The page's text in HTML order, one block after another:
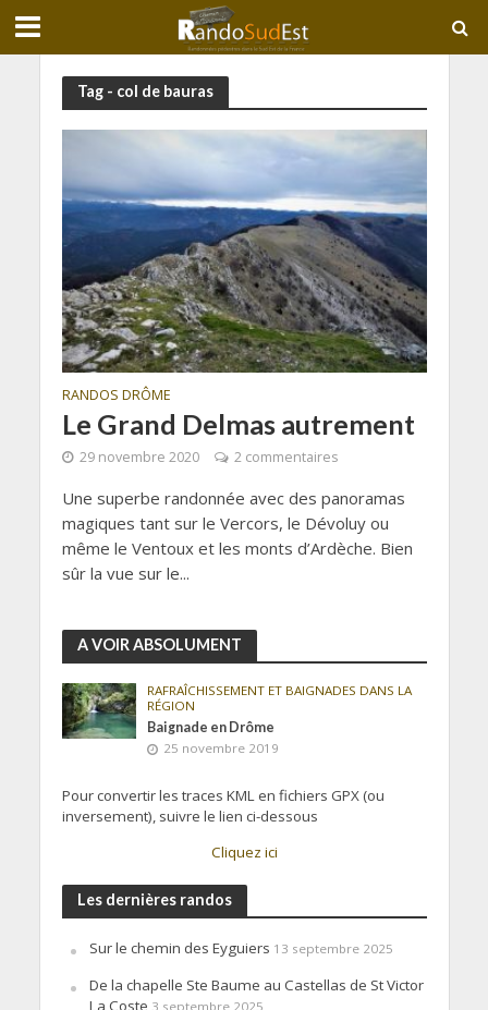
Tag - col de bauras
RANDOS DRÔME
Le Grand Delmas autrement
29 novembre 2020 2 commentaires
Une superbe randonnée avec des panoramas
magiques tant sur le Vercors, le Dévoluy ou
même le Ventoux et les monts d’Ardèche. Bien
sûr la vue sur le...
A VOIR ABSOLUMENT
RAFRAÎCHISSEMENT ET BAIGNADES DANS LA
RÉGION
Baignade en Drôme
25 novembre 2019
Pour convertir les traces KML en fichiers GPX (ou
inversement), suivre le lien ci-dessous
Cliquez ici
Les dernières randos
Sur le chemin des Eyguiers 13 septembre 2025
De la chapelle Ste Baume au Castellas de St Victor
La Coste 3 septembre 2025